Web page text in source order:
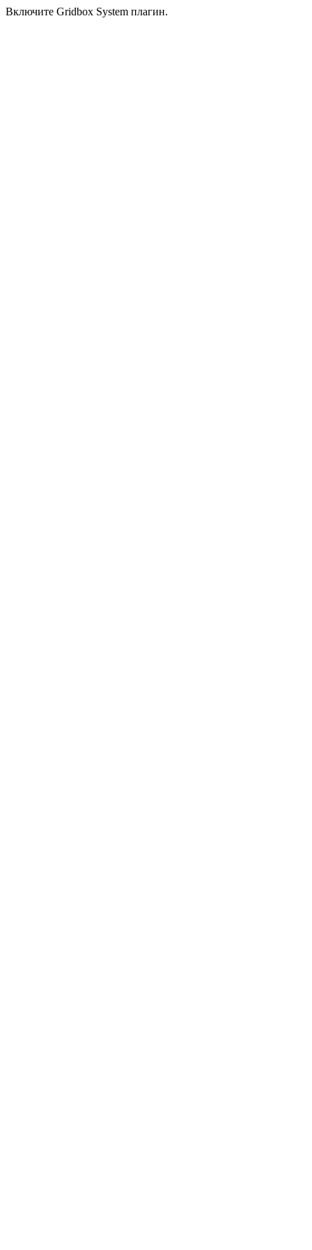
Включите Gridbox System плагин.